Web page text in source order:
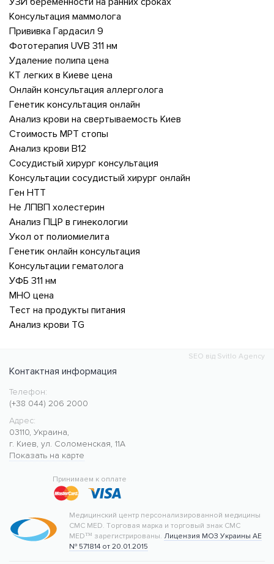
Консультация маммолога
Прививка Гардасил 9
Фототерапия UVB 311 нм
Удаление полипа цена
КТ легких в Киеве цена
Онлайн консультация аллерголога
Генетик консультация онлайн
Анализ крови на свертываемость Киев
Стоимость МРТ стопы
Анализ крови В12
Сосудистый хирург консультация
Консультации сосудистый хирург онлайн
Ген HTT
Не ЛПВП холестерин
Анализ ПЦР в гинекологии
Укол от полиомиелита
Генетик онлайн консультация
Консультации гематолога
УФБ 311 нм
МНО цена
Тест на продукты питания
Анализ крови TG
SEO від Svitlo Agency
Контактная информация
Медицинский центр CMC MED
https://cmcmed.clinic
Телефон:
(+38 044) 206 2000
Адрес:
03110, Украина,
г. Киев, ул. Соломенская, 11А
Показать на карте
Принимаем к оплате
Медицинский центр персонализированной медицины
CMC MED. Торговая марка и торговый знак CMC
MED™ зарегистрированы. Лицензия МОЗ Украины АЕ
№ 571814 от 20.01.2015